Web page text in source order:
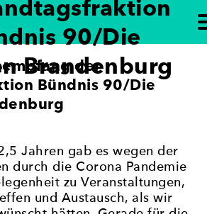
setzt sich für die
Gleichberechtigung von
ein. Die Initiative
von Frauen an
und eine
in der Politik zu
90/Die
Brandenburg
der
Bündnis 90/Die
Jahren gab es wegen der
durch die Corona Pandemie
zu Veranstaltungen,
und Austausch, als wir